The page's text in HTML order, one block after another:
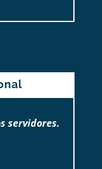
servidores.